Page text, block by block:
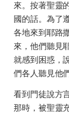
來。按著聖靈
國的話。為了
各地來到耶路
來，他們聽見
就感到困惑，
們各人聽見他
看到門徒說方
那時，被聖靈